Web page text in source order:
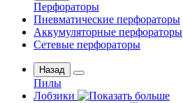
Перфораторы
Пневматические перфораторы
Аккумуляторные перфораторы
Сетевые перфораторы
Назад
Пилы
Лобзики